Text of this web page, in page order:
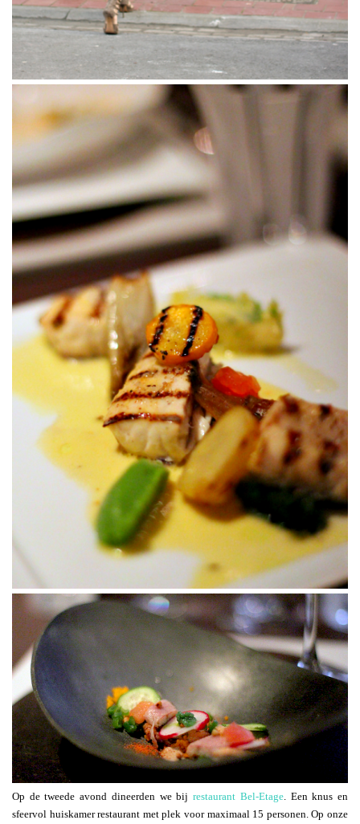
Op de tweede avond dineerden we bijrestaurant Bel-Etage. Een knus en
sfeervol huiskamer restaurant met plek voor maximaal 15 personen. Op onze